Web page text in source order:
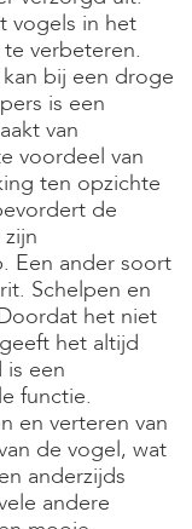
vogels in het
verbeteren.
bij een droge
is een
van
voordeel van
ten opzichte
de
Een ander soort
Schelpen en
het niet
het altijd
is een
functie.
en verteren van
de vogel, wat
anderzijds
andere